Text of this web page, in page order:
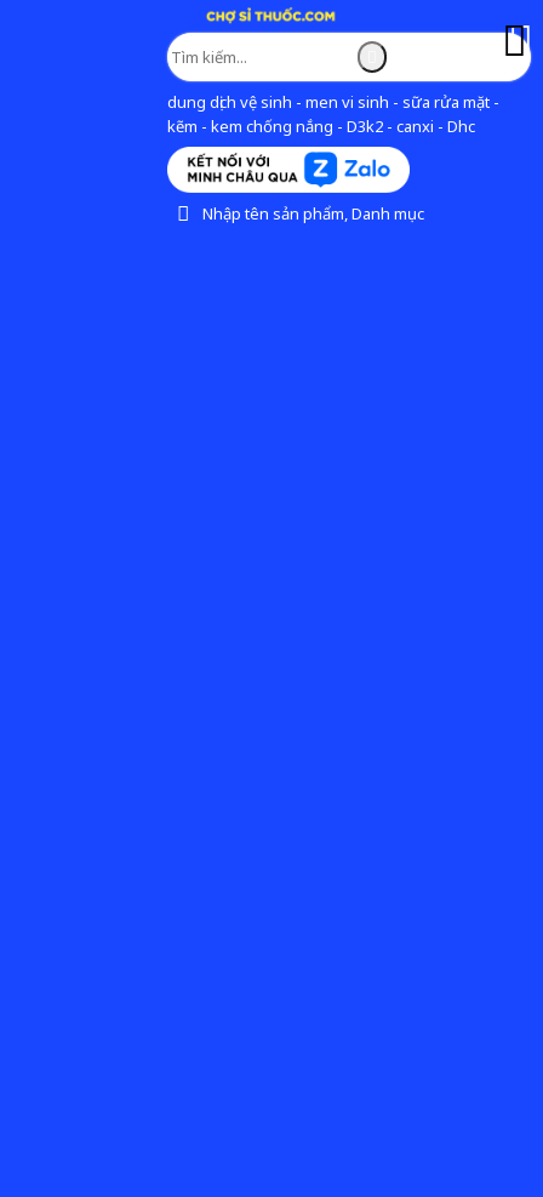
dung dịch vệ sinh - men vi sinh - sữa rửa mặt -
kẽm - kem chống nắng - D3k2 - canxi - Dhc
Nhập tên sản phẩm, Danh mục